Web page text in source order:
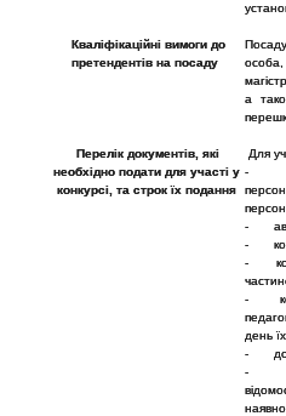
Кваліфікаційні вимоги до
претендентів на посаду
а
Перелік документів, які
необхідно подати для участі у
конкурсі, та строк їх подання
Для
-
-
-
-
-
день
-